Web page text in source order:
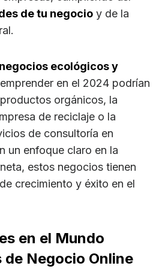
de tu negocio y de la
negocios ecológicos y
en el 2024 podrían
orgánicos, la
de reciclaje o la
de consultoría en
un enfoque claro en la
estos negocios tienen
crecimiento y éxito en el
en el Mundo
de Negocio Online